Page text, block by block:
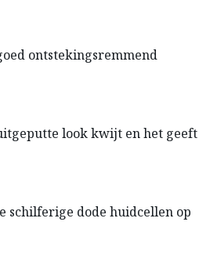
ontstekingsremmend
look kwijt en het geeft
schilferige dode huidcellen op